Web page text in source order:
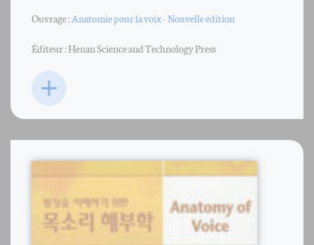
Ouvrage :Anatomie pour la voix - Nouvelle édition
Éditeur : Henan Science and Technology Press